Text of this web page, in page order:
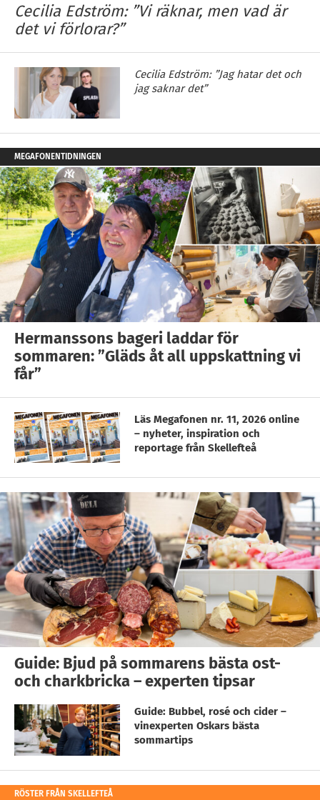
Cecilia Edström: ”Vi räknar, men vad är
det vi förlorar?”
Cecilia Edström: ”Jag hatar det och
jag saknar det”
MEGAFONENTIDNINGEN
Hermanssons bageri laddar för
sommaren: ”Gläds åt all uppskattning vi
får”
Läs Megafonen nr. 11, 2026 online
– nyheter, inspiration och
reportage från Skellefteå
Guide: Bjud på sommarens bästa ost-
och charkbricka – experten tipsar
Guide: Bubbel, rosé och cider –
vinexperten Oskars bästa
sommartips
RÖSTER FRÅN SKELLEFTEÅ